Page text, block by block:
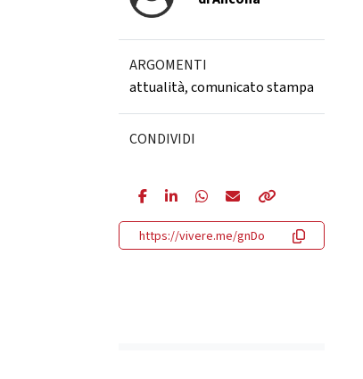
ARGOMENTI
attualità,comunicato stampa
CONDIVIDI
https://vivere.me/gnDo